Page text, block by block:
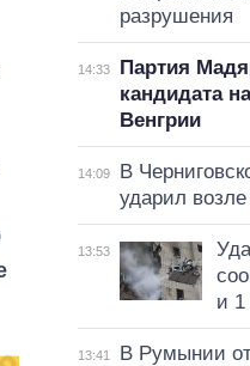
разрушения
14:33
Партия
кандидата
Венгрии
14:09
В
ударил
13:53
и
13:41
В Румынии